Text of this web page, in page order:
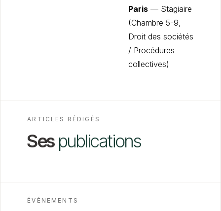
Paris — Stagiaire
(Chambre 5-9,
Droit des sociétés
/ Procédures
collectives)
ARTICLES RÉDIGÉS
Ses publications
ÉVÉNEMENTS